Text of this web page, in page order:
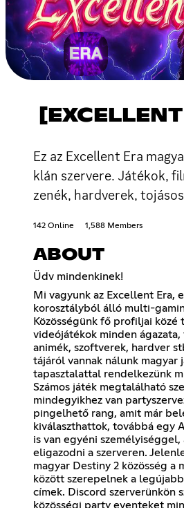
Ez az Excellent Era
klán szervere. Játékok,
zenék, hardverek,
142 Online 1,588 Members
ABOUT
Üdv mindenkinek!
Mi vagyunk az Excellent Era,
korosztályból álló multi-
Közösségünk fő profiljai közé
videójátékok minden ágazata,
animék, szoftverek, hardver
tájáról vannak nálunk magyar
tapasztalattal rendelkezünk
Számos játék megtalálható
mindegyikhez van
pingelhető rang, amit már
kiválaszthattok, továbbá egy
is van egyéni személyiséggel,
eligazodni a szerveren.
magyar Destiny 2 közösség a
között szerepelnek a
címek. Discord szerverünkön
közösségi party eventeket